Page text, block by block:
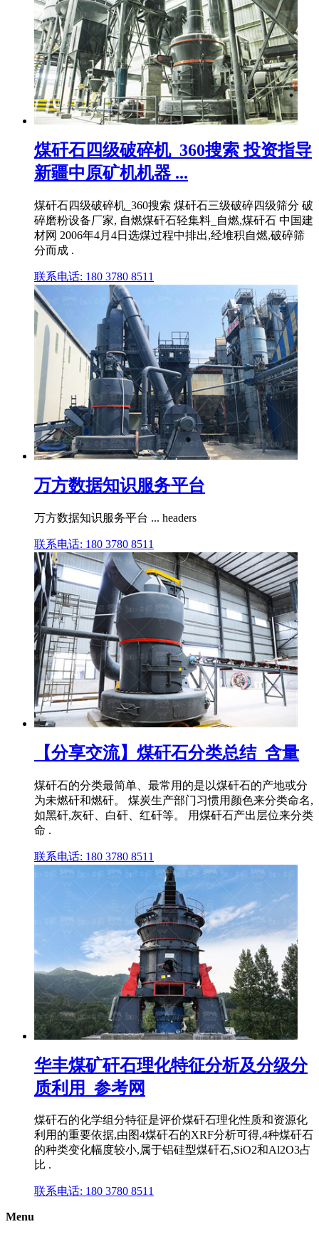
煤矸石四级破碎机_360搜索 投资指导
新疆中原矿机机器 ...
煤矸石四级破碎机_360搜索 煤矸石三级破碎四级筛分 破
碎磨粉设备厂家, 自燃煤矸石轻集料_自燃,煤矸石 中国建
材网 2006年4月4日选煤过程中排出,经堆积自燃,破碎筛
分而成 .
联系电话: 180 3780 8511
万方数据知识服务平台
万方数据知识服务平台 ... headers
联系电话: 180 3780 8511
【分享交流】煤矸石分类总结_含量
煤矸石的分类最简单、最常用的是以煤矸石的产地或分
为未燃矸和燃矸。 煤炭生产部门习惯用颜色来分类命名,
如黑矸,灰矸、白矸、红矸等。 用煤矸石产出层位来分类
命 .
联系电话: 180 3780 8511
华丰煤矿矸石理化特征分析及分级分
质利用_参考网
煤矸石的化学组分特征是评价煤矸石理化性质和资源化
利用的重要依据,由图4煤矸石的XRF分析可得,4种煤矸石
的种类变化幅度较小,属于铝硅型煤矸石,SiO2和Al2O3占
比 .
联系电话: 180 3780 8511
Menu